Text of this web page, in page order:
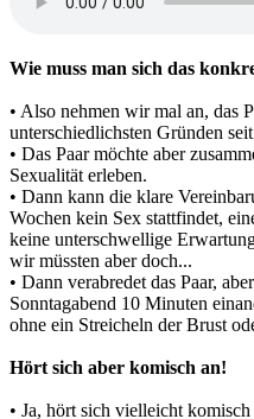
Wie muss man sich das
• Also nehmen wir mal an, das
unterschiedlichsten Gründen
• Das Paar möchte aber
Sexualität erleben.
• Dann kann die klare
Wochen kein Sex stattfindet,
keine unterschwellige
wir müssten aber doch...
• Dann verabredet das Paar,
Sonntagabend 10 Minuten
ohne ein Streicheln der Brust
Hört sich aber komisch an!
• Ja, hört sich vielleicht